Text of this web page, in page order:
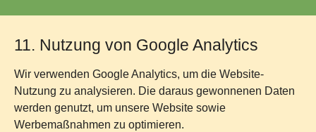
11. Nutzung von Google Analytics
Wir verwenden Google Analytics, um die Website-
Nutzung zu analysieren. Die daraus gewonnenen Daten
werden genutzt, um unsere Website sowie
Werbemaßnahmen zu optimieren.